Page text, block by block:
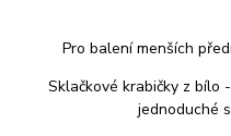
Pro balení menších
Sklačkové krabičky z bílo
jednoduché